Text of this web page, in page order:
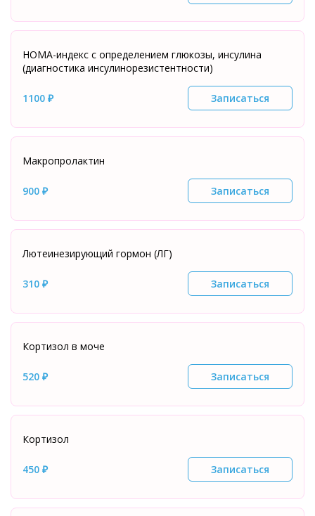
НОМА-индекс с определением глюкозы, инсулина
(диагностика инсулинорезистентности)
1100 ₽ Записаться
Макропролактин
900 ₽ Записаться
Лютеинезирующий гормон (ЛГ)
310 ₽ Записаться
Кортизол в моче
520 ₽ Записаться
Кортизол
450 ₽ Записаться